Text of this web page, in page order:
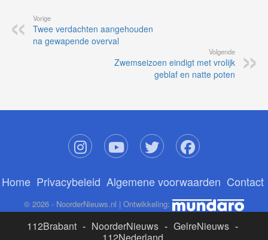
Vorige
Twee verdachten aangehouden
na gewapende overval
Volgende
Zwemseizoen eindigt met vrolijk
geblaf en natte poten
Home Privacybeleid Algemene voorwaarden Contact
© 2026 - NoorderNieuws.nl | Ontwikkeling:
112Brabant - NoorderNieuws - GelreNieuws -